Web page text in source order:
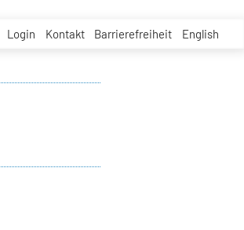
Login Kontakt Barrierefreiheit English